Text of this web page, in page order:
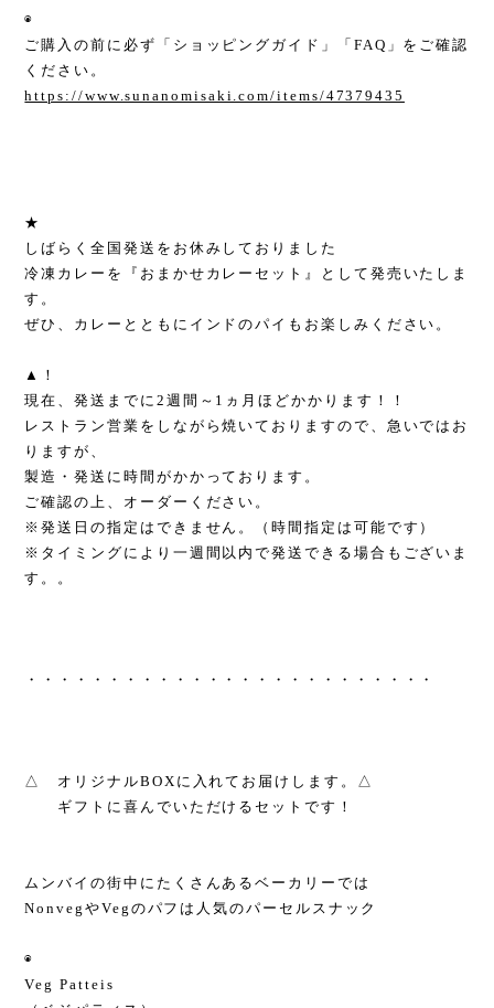
◉
ご購入の前に必ず「ショッピングガイド」「FAQ」をご確認
ください。
https://www.sunanomisaki.com/items/47379435
★
しばらく全国発送をお休みしておりました
冷凍カレーを『おまかせカレーセット』として発売いたしま
す。
ぜひ、カレーとともにインドのパイもお楽しみください。
▲！
現在、発送までに2週間～1ヵ月ほどかかります！！
レストラン営業をしながら焼いておりますので、急いではお
りますが、
製造・発送に時間がかかっております。
ご確認の上、オーダーください。
※発送日の指定はできません。（時間指定は可能です）
※タイミングにより一週間以内で発送できる場合もございま
す。。
・・・・・・・・・・・・・・・・・・・・・・・・・
△ オリジナルBOXに入れてお届けします。△
ギフトに喜んでいただけるセットです！
ムンバイの街中にたくさんあるベーカリーでは
NonvegやVegのパフは人気のパーセルスナック
◉
Veg Patteis